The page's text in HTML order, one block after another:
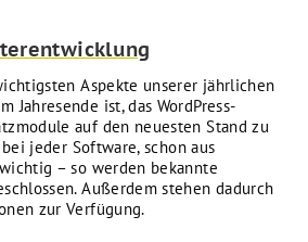
Aspekte unserer jährlichen
Jahresende ist, das WordPress-
auf den neuesten Stand zu
jeder Software, schon aus
– so werden bekannte
Außerdem stehen dadurch
zur Verfügung.